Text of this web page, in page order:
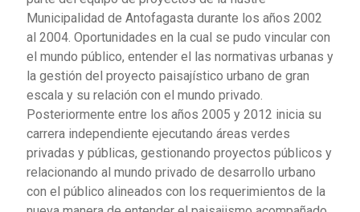
Municipalidad de Antofagasta durante los años 2002
al 2004. Oportunidades en la cual se pudo vincular con
el mundo público, entender el las normativas urbanas y
la gestión del proyecto paisajístico urbano de gran
escala y su relación con el mundo privado.
Posteriormente entre los años 2005 y 2012 inicia su
carrera independiente ejecutando áreas verdes
privadas y públicas, gestionando proyectos públicos y
relacionando al mundo privado de desarrollo urbano
con el público alineados con los requerimientos de la